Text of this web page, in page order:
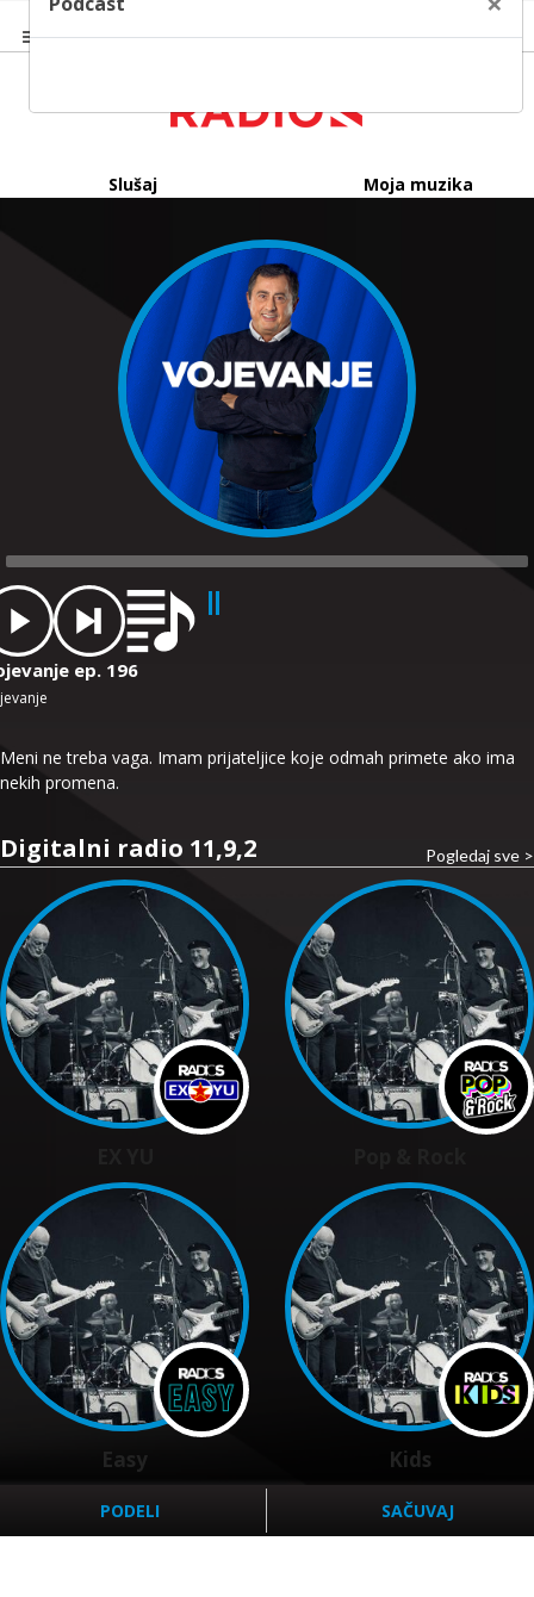
Slušaj Moja muzika
ep. 196
Meni ne treba vaga. Imam prijateljice koje odmah primete ako ima
nekih promena.
Digitalni radio 11,9,2 Pogledaj sve >
Easy Kids
PODELI SAČUVAJ